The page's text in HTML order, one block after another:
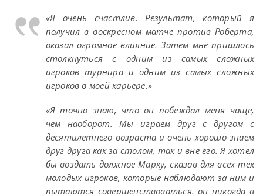
«Я очень счастлив. Результат, который я
получил в воскресном матче против Роберта,
оказал огромное влияние. Затем мне пришлось
столкнуться с одним из самых сложных
игроков турнира и одним из самых сложных
игроков в моей карьере.»
«Я точно знаю, что он побеждал меня чаще,
чем наоборот. Мы играем друг с другом с
десятилетнего возраста и очень хорошо знаем
друг друга как за столом, так и вне его. Я хотел
бы воздать должное Марку, сказав для всех тех
молодых игроков, которые наблюдают за ним и
пытаются совершенствоваться, он никогда в